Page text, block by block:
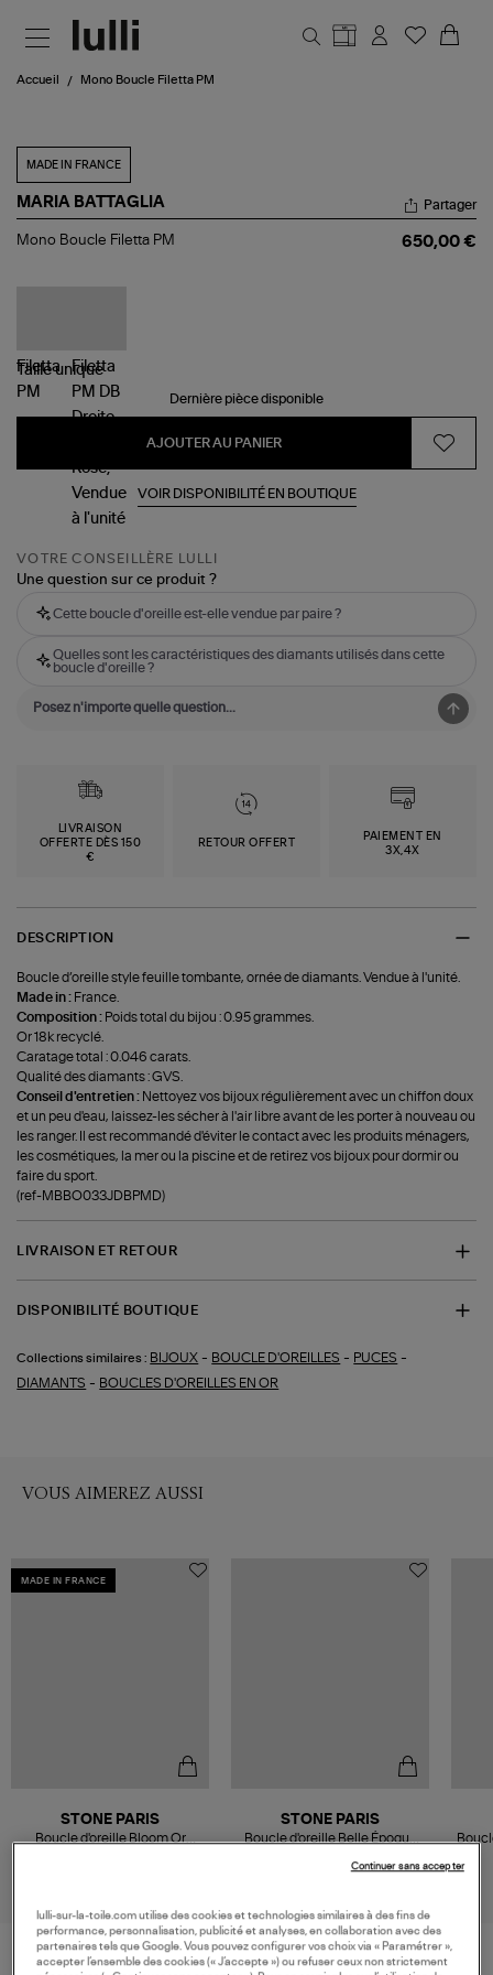
Accueil Mono Boucle Filetta PM
MADE IN FRANCE
MARIA BATTAGLIA
Mono
Partager
Mono Boucle Filetta PM 650,00 €
Tailleunique
Dernière pièce disponible
AJOUTER AU PANIER
VOIR DISPONIBILITÉ EN BOUTIQUE
VOTRE CONSEILLÈRE LULLI
Une question sur ce produit ?
Cette boucle d'oreille est-elle vendue par paire ?
Quelles sont les caractéristiques des diamants utilisés dans cette
boucle d'oreille ?
LIVRAISON
OFFERTE DÈS 150
€
RETOUR OFFERT
PAIEMENT EN
3X,4X
DESCRIPTION
Boucle d’oreille style feuille tombante, ornée de diamants. Vendue à l'unité.
Made in : France.
Composition : Poids total du bijou : 0.95 grammes.
Or 18k recyclé.
Caratage total : 0.046 carats.
Qualité des diamants : GVS.
Conseil d'entretien : Nettoyez vos bijoux régulièrement avec un chiffon doux
et un peu d'eau, laissez-les sécher à l'air libre avant de les porter à nouveau ou
les ranger. Il est recommandé d'éviter le contact avec les produits ménagers,
les cosmétiques, la mer ou la piscine et de retirez vos bijoux pour dormir ou
faire du sport.
(ref-MBBO033JDBPMD)
LIVRAISON ET RETOUR
DISPONIBILITÉ BOUTIQUE
Collections similaires : BIJOUX - BOUCLE D'OREILLES - PUCES -
DIAMANTS - BOUCLES D'OREILLES EN OR
VOUS AIMEREZ AUSSI
MADE IN FRANCE
STONE PARIS
Boucle d'oreille Bloom Or
STONE PARIS
Boucle d'oreille Belle Époque
lulli-sur-la-toile.com utilise des cookies et technologies similaires à des fins de
performance, personnalisation, publicité et analyses, en collaboration avec des
partenaires tels que Google. Vous pouvez configurer vos choix via « Paramétrer »,
accepter l’ensemble des cookies (« J’accepte ») ou refuser ceux non strictement
Continuer sans accepter